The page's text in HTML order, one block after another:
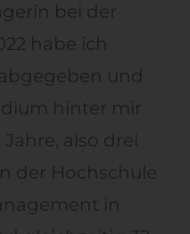
bei der
habe ich
und
hinter mir
also drei
der Hochschule
in